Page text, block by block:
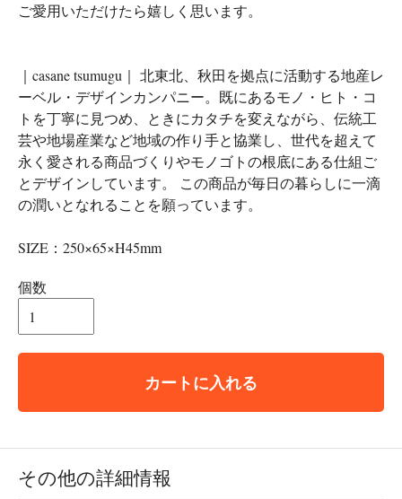
ご愛用いただけたら嬉しく思います。
｜casane tsumugu｜ 北東北、秋田を拠点に活動する地産レ
ーベル・デザインカンパニー。既にあるモノ・ヒト・コ
トを丁寧に見つめ、ときにカタチを変えながら、伝統工
芸や地場産業など地域の作り手と協業し、世代を超えて
永く愛される商品づくりやモノゴトの根底にある仕組ご
とデザインしています。 この商品が毎日の暮らしに一滴
の潤いとなれることを願っています。
SIZE：250×65×H45mm
個数
カートに入れる
その他の詳細情報